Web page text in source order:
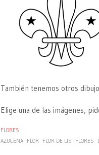
También tenemos otros
Elige una de las imágenes,
FLORES
AZUCENA FLOR FLOR DE LIS FLORES